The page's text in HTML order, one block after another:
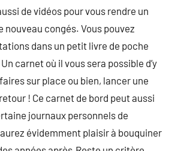
de vidéos pour vous rendre un
nouveau congés. Vous pouvez
dans un petit livre de poche
carnet où il vous sera possible d’y
sur place ou bien, lancer une
! Ce carnet de bord peut aussi
journaux personnels de
évidemment plaisir à bouquiner